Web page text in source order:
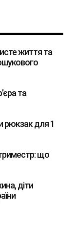
життя та
та
рюкзак для 1
триместр: що
діти